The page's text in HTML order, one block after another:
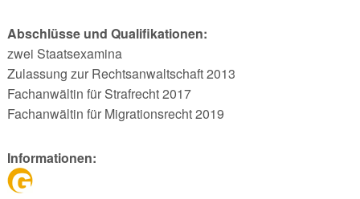
Abschlüsse und Qualifikationen:
zwei Staatsexamina
Zulassung zur Rechtsanwaltschaft 2013
Fachanwältin für Strafrecht 2017
Fachanwältin für Migrationsrecht 2019
Informationen: